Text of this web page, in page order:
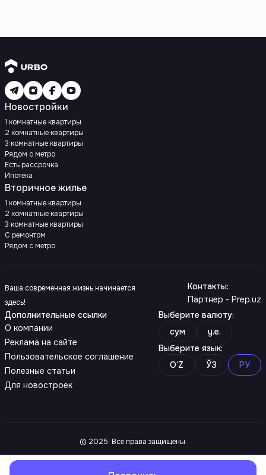
Новостройки
1 комнатные квартиры
2 комнатные квартиры
3 комнатные квартиры
Рядом с метро
Есть рассрочка
Ипотека
Вторичное жилье
1 комнатные квартиры
2 комнатные квартиры
3 комнатные квартиры
С ремонтом
Рядом с метро
Ваша современная жизнь начинается
здесь!
Контакты:
Партнер - Prep.uz
Дополнительные ссылки
О компании
Реклама на сайте
Пользовательское соглашение
Полезные статьи
Для новостроек
Выберите валюту:
сум
y.e.
Выберите язык:
O‘Z
ЎЗ РУ
© 2025. Все права защищены.